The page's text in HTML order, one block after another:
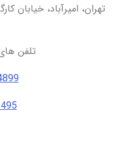
تهران، امیرآباد، خیابان
تلفن